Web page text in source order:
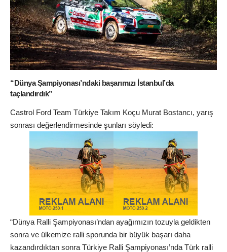
“Dünya Şampiyonası’ndaki başarımızı İstanbul’da
taçlandırdık”
Castrol Ford Team Türkiye Takım Koçu Murat Bostancı, yarış
sonrası değerlendirmesinde şunları söyledi:
“Dünya Ralli Şampiyonası’ndan ayağımızın tozuyla geldikten
sonra ve ülkemize ralli sporunda bir büyük başarı daha
kazandırdıktan sonra Türkiye Ralli Şampiyonası’nda Türk ralli